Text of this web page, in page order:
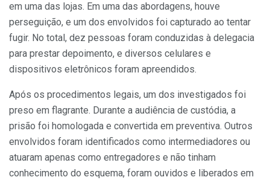
em uma das lojas. Em uma das abordagens, houve
perseguição, e um dos envolvidos foi capturado ao tentar
fugir. No total, dez pessoas foram conduzidas à delegacia
para prestar depoimento, e diversos celulares e
dispositivos eletrônicos foram apreendidos.
Após os procedimentos legais, um dos investigados foi
preso em flagrante. Durante a audiência de custódia, a
prisão foi homologada e convertida em preventiva. Outros
envolvidos foram identificados como intermediadores ou
atuaram apenas como entregadores e não tinham
conhecimento do esquema, foram ouvidos e liberados em